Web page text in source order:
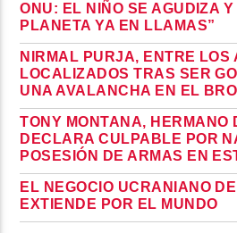
ONU: EL NIÑO SE AGUDIZA Y
PLANETA YA EN LLAMAS”
NIRMAL PURJA, ENTRE LOS
LOCALIZADOS TRAS SER
UNA AVALANCHA EN EL
TONY MONTANA, HERMANO
DECLARA CULPABLE POR
POSESIÓN DE ARMAS EN
EL NEGOCIO UCRANIANO
EXTIENDE POR EL MUNDO